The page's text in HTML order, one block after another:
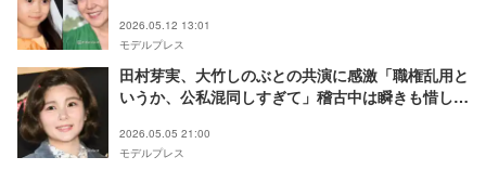
2026.05.12 13:01
モデルプレス
田村芽実、大竹しのぶとの共演に感激「職権乱用と
いうか、公私混同しすぎて」稽古中は瞬きも惜しむ
2026.05.05 21:00
モデルプレス